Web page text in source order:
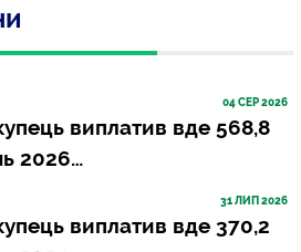
04 СЕР 2026
виплатив вде 568,8
2026…
31 ЛИП 2026
виплатив вде 370,2